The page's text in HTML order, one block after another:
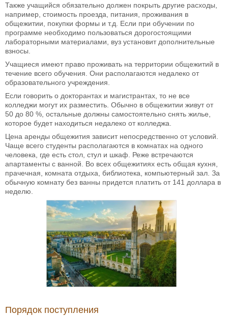
Также учащийся обязательно должен покрыть другие расходы,
например, стоимость проезда, питания, проживания в
общежитии, покупки формы и т.д. Если при обучении по
программе необходимо пользоваться дорогостоящими
лабораторными материалами, вуз установит дополнительные
взносы.
Учащиеся имеют право проживать на территории общежитий в
течение всего обучения. Они располагаются недалеко от
образовательного учреждения.
Если говорить о докторантах и магистрантах, то не все
колледжи могут их разместить. Обычно в общежитии живут от
50 до 80 %, остальные должны самостоятельно снять жилье,
которое будет находиться недалеко от колледжа.
Цена аренды общежития зависит непосредственно от условий.
Чаще всего студенты располагаются в комнатах на одного
человека, где есть стол, стул и шкаф. Реже встречаются
апартаменты с ванной. Во всех общежитиях есть общая кухня,
прачечная, комната отдыха, библиотека, компьютерный зал. За
обычную комнату без ванны придется платить от 141 доллара в
неделю.
Порядок поступления